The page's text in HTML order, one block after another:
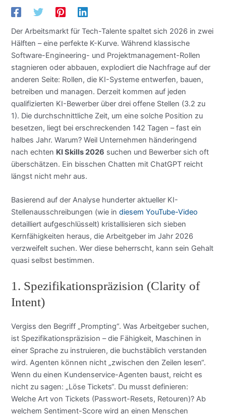
Der Arbeitsmarkt für Tech-Talente spaltet sich 2026 in zwei
Hälften – eine perfekte K-Kurve. Während klassische
Software-Engineering- und Projektmanagement-Rollen
stagnieren oder abbauen, explodiert die Nachfrage auf der
anderen Seite: Rollen, die KI-Systeme entwerfen, bauen,
betreiben und managen. Derzeit kommen auf jeden
qualifizierten KI-Bewerber über drei offene Stellen (3.2 zu
1). Die durchschnittliche Zeit, um eine solche Position zu
besetzen, liegt bei erschreckenden 142 Tagen – fast ein
halbes Jahr. Warum? Weil Unternehmen händeringend
nach echten KI Skills 2026 suchen und Bewerber sich oft
überschätzen. Ein bisschen Chatten mit ChatGPT reicht
längst nicht mehr aus.
Basierend auf der Analyse hunderter aktueller KI-
Stellenausschreibungen (wie indiesem YouTube-Video
detailliert aufgeschlüsselt) kristallisieren sich sieben
Kernfähigkeiten heraus, die Arbeitgeber im Jahr 2026
verzweifelt suchen. Wer diese beherrscht, kann sein Gehalt
quasi selbst bestimmen.
1. Spezifikationspräzision (Clarity of
Intent)
Vergiss den Begriff „Prompting“. Was Arbeitgeber suchen,
ist Spezifikationspräzision – die Fähigkeit, Maschinen in
einer Sprache zu instruieren, die buchstäblich verstanden
wird. Agenten können nicht „zwischen den Zeilen lesen“.
Wenn du einen Kundenservice-Agenten baust, reicht es
nicht zu sagen: „Löse Tickets“. Du musst definieren:
Welche Art von Tickets (Passwort-Resets, Retouren)? Ab
welchem Sentiment-Score wird an einen Menschen